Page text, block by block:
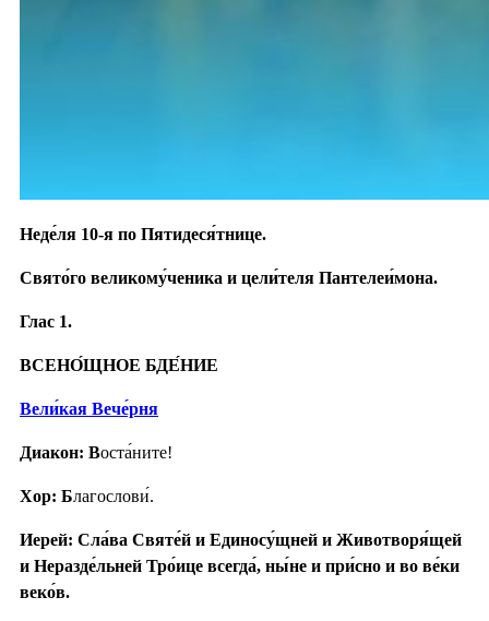
Неде́ля 10-я по Пятидеся́тнице.
Свято́го великому́ченика и цели́теля Пантелеи́мона.
Глас 1.
ВСЕНО́ЩНОЕ БДЕ́НИЕ
Вели́кая Вече́рня
Диакон: Воста́ните!
Хор: Благослови́.
Иерей: Сла́ва Святе́й и Единосу́щней и Животворя́щей
и Неразде́льней Тро́ице всегда́, ны́не и при́сно и во ве́ки
веко́в.